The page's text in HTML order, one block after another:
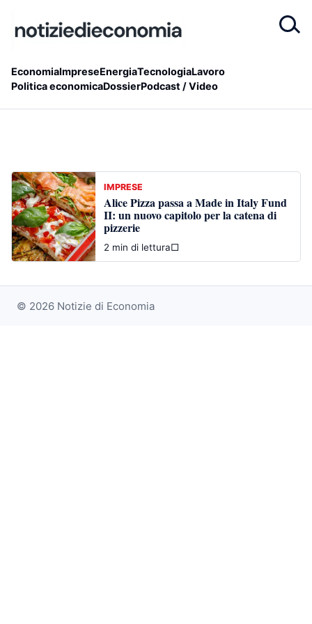
EconomiaImpreseEnergiaTecnologiaLavoro
Politica economicaDossierPodcast / Video
IMPRESE
Alice Pizza passa a Made in Italy Fund
II: un nuovo capitolo per la catena di
pizzerie
2 min di lettura□
© 2026 Notizie di Economia